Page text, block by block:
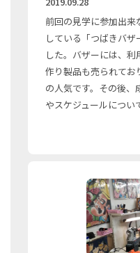
前回の見学に参加出
している「つばきバ
した。バザーには、
作り製品も売られて
の人気です。その後、
やスケジュールについ